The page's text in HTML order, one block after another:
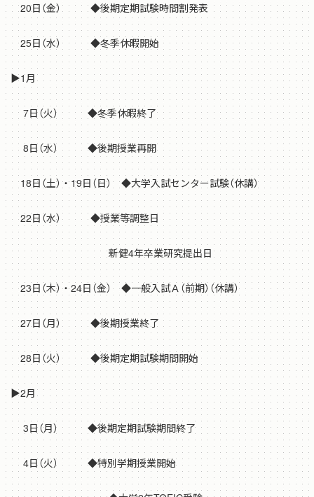
20日（金） ◆後期定期試験時間割発表
25日（水） ◆冬季休暇開始
▶1月
7日（火） ◆冬季休暇終了
8日（水） ◆後期授業再開
18日（土）・19日（日） ◆大学入試センター試験（休講）
22日（水） ◆授業等調整日
新健4年卒業研究提出日
23日（木）・24日（金） ◆一般入試Ａ（前期）（休講）
27日（月） ◆後期授業終了
28日（火） ◆後期定期試験期間開始
▶2月
3日（月） ◆後期定期試験期間終了
4日（火） ◆特別学期授業開始